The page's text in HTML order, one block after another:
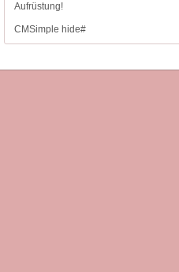
Aufrüstung!
CMSimple hide#